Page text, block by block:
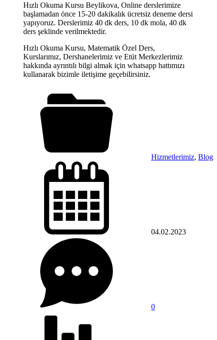
Hızlı Okuma Kursu Beylikova, Online derslerimize
başlamadan önce 15-20 dakikalık ücretsiz deneme dersi
yapıyoruz. Derslerimiz 40 dk ders, 10 dk mola, 40 dk
ders şeklinde verilmektedir.
Hızlı Okuma Kursu, Matematik Özel Ders,
Kurslarımız, Dershanelerimiz ve Etüt Merkezlerimiz
hakkında ayrıntılı bilgi almak için whatsapp hattımızı
kullanarak bizimle iletişime geçebilirsiniz.
Hizmetlerimiz, Blog
04.02.2023
0